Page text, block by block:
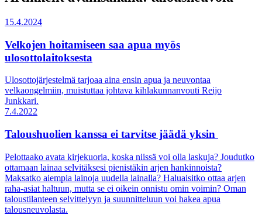
15.4.2024
Velkojen hoitamiseen saa apua myös
ulosottolaitoksesta
Ulosottojärjestelmä tarjoaa aina ensin apua ja neuvontaa
velkaongelmiin, muistuttaa johtava kihlakunnanvouti Reijo
Junkkari.
7.4.2022
Taloushuolien kanssa ei tarvitse jäädä yksin
Pelottaako avata kirjekuoria, koska niissä voi olla laskuja? Joudutko
ottamaan lainaa selvitäksesi pienistäkin arjen hankinnoista?
Maksatko aiempia lainoja uudella lainalla? Haluaisitko ottaa arjen
raha-asiat haltuun, mutta se ei oikein onnistu omin voimin? Oman
taloustilanteen selvittelyyn ja suunnitteluun voi hakea apua
talousneuvolasta.